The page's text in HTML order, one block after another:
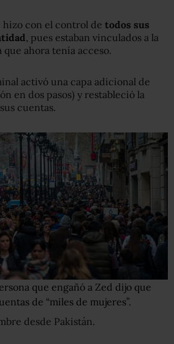
hizo con el control de todos sus
, pues estaban vinculados a la
ahora tenía acceso.
activó una capa adicional de
en dos pasos) y restableció la
cuentas.
que engañó a Zed dijo que
de “miles de mujeres”.
desde Pakistán.